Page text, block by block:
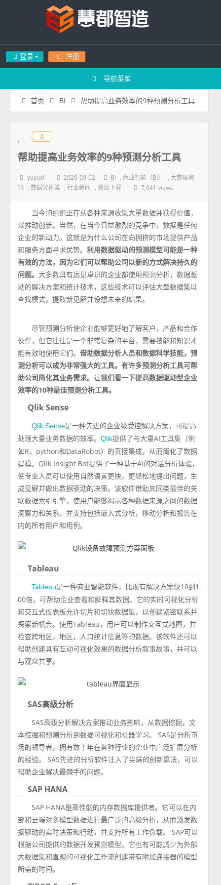
登录 注册
导航菜单
首页 BI 帮助提高业务效率的9种预测分析工具
◆◆ 0
帮助提高业务效率的9种预测分析工具
yuyuxi 2020-09-02 BI , 商业智能（BI） ,大数据资
讯
,数据分析类 ,行业新闻 , 资源下载 7,641 views
当今的组织正在从各种来源收集大量数据并获得价值，
以推动创新。当然，在当今日益激烈的竞争中，数据是任何
企业的新动力。这就是为什么公司在向拥挤的市场提供产品
和服务方面寻求优势。利用数据驱动的预测模型可能是一种
有效的方法，因为它们可以帮助公司以新的方式解决持久的
问题。 大多数具有远见卓识的企业都使用预测分析，数据驱
动的解决方案和统计技术，这些技术可以评估大型数据集以
查找模式，提取新见解并设想未来的结果。
尽管预测分析使企业能够更好地了解客户，产品和合作
伙伴，但它往往是一个非常复杂的平台，需要技能和知识才
能有效地使用它们。借助数据分析人员和数据科学技能，预
测分析可以成为非常强大的工具。有许多预测分析工具可帮
助公司简化其业务需求。让我们看一下提高数据驱动型企业
效率的10种最佳预测分析工具。
Qlik Sense
Qlik Sense是一种先进的企业级受控解决方案，可提高
处理大量业务数据的效率。Qlik提供了与大量AI工具集（例
如R，python和DataRobot）的直接集成，从而简化了数据
建模。Qlik Insight Bot提供了一种基于AI的对话分析体验，
使专业人员可以使用自然语言更快，更轻松地提出问题，生
成见解并做出数据驱动的决策。该软件借助其同类最佳的关
联数据索引引擎，使用户能够揭示各种数据来源之间的数据
洞察力和关系，并支持包括嵌入式分析，移动分析和报告在
内的所有用户和用例。
Tableau
Tableau是一种商业智能软件，比现有解决方案快10到1
00倍，可帮助企业查看和解释其数据。它的实时可视化分析
和交互式仪表板允许切片和切块数据集，以创建紧密联系并
探索新机会。使用Tableau，用户可以制作交互式地图，并
检查跨地区，地区，人口统计信息等的数据。该软件还可以
帮助创建具有互动可视化效果的数据分析叙事故事，并可以
与观众共享。
SAS高级分析
SAS高级分析解决方案推动业务影响，从数据挖掘，文
本挖掘和预测分析到数据可视化和机器学习。 SAS是分析市
场的领导者，拥有数十年在各种行业的企业中广泛扩展分析
的经验。 SAS先进的分析软件注入了尖端的创新算法，可以
帮助企业解决最棘手的问题。
SAP HANA
SAP HANA是高性能的内存数据库提供者。它可以在内
部和云端对多模型数据进行最广泛的高级分析，从而激发数
据驱动的实时决策和行动，并支持所有工作负载。 SAP可以
根据公司提供的数据开发预测模型。它也有可能减少为外部
大数据集和直观的可视化工作流创建带有附加连接器的模型
所需的时间。